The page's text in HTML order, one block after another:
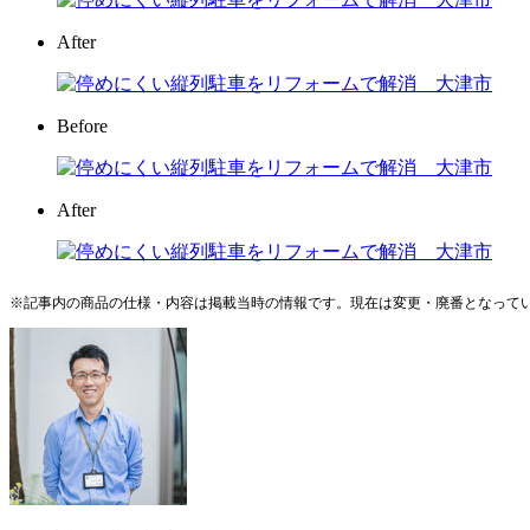
After
Before
After
※記事内の商品の仕様・内容は掲載当時の情報です。現在は変更・廃番となって